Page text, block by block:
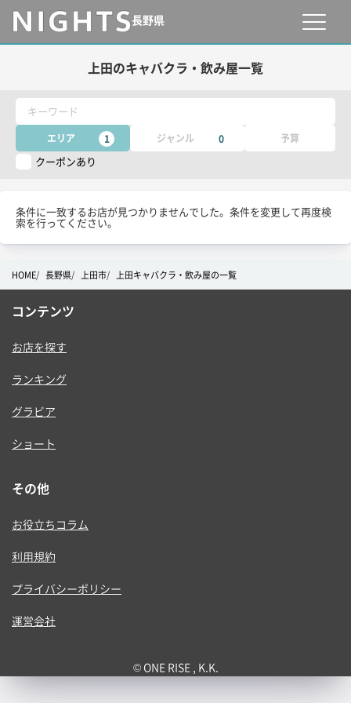
長野県
上田のキャバクラ・飲み屋一覧
キーワード
エリア 1 ジャンル 0 予算
クーポンあり
条件に一致するお店が見つかりませんでした。条件を変更して再度検
索を行ってください。
HOME 長野県 上田市 上田キャバクラ・飲み屋の一覧
コンテンツ
お店を探す
ランキング
グラビア
ショート
その他
お役立ちコラム
利用規約
プライバシーポリシー
運営会社
© ONE RISE , K.K.